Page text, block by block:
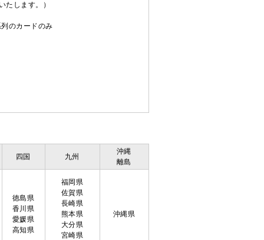
たします。）
のカードのみ
四国 九州
沖縄
離島
徳島県
香川県
愛媛県
高知県
福岡県
佐賀県
長崎県
熊本県
大分県
宮崎県
沖縄県